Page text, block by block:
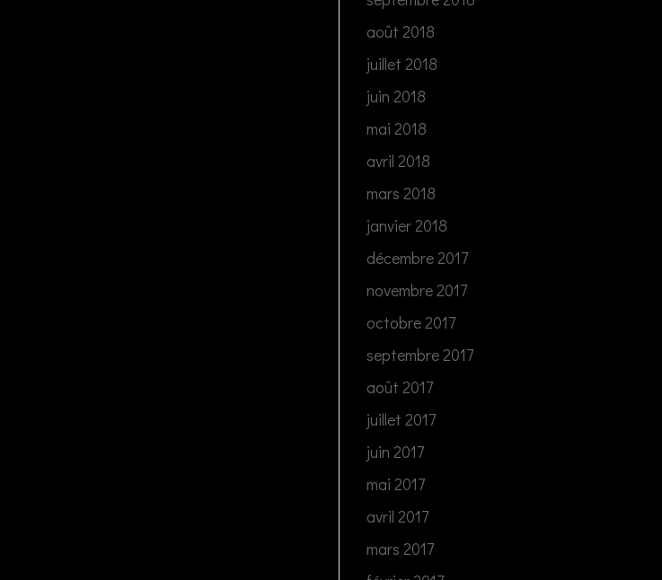
août 2018
juillet 2018
juin 2018
mai 2018
avril 2018
mars 2018
janvier 2018
décembre 2017
novembre 2017
octobre 2017
septembre 2017
août 2017
juillet 2017
juin 2017
mai 2017
avril 2017
mars 2017